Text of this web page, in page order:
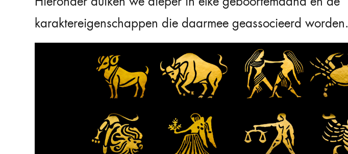
karaktereigenschappen die daarmee geassocieerd worden.